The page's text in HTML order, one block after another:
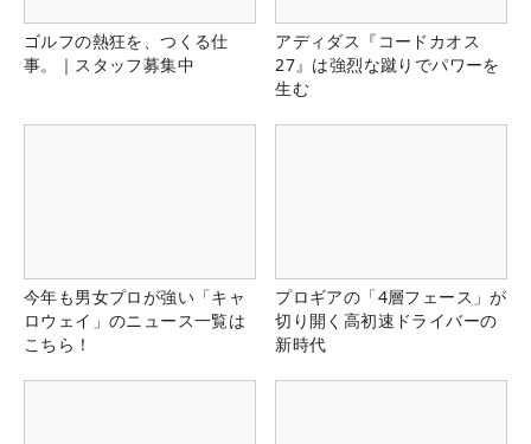
ゴルフの熱狂を、つくる仕
事。｜スタッフ募集中
アディダス『コードカオス
27』は強烈な蹴りでパワーを
生む
今年も男女プロが強い「キャ
ロウェイ」のニュース一覧は
こちら！
プロギアの「4層フェース」が
切り開く高初速ドライバーの
新時代